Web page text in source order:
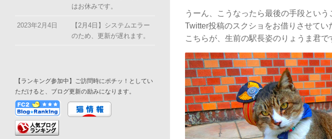
うーん、こうなったら最後の手段という
Twitter投稿のスクショをお借りさせてい
こちらが、生前の駅長姿のりょうま君で
はお休みです。
2023年2月4日
【2月4日】システムエラー
のため、更新が遅れます。
【ランキング参加中】ご訪問時にポチッ！としてい
ただけると、ブログ更新の励みになります。